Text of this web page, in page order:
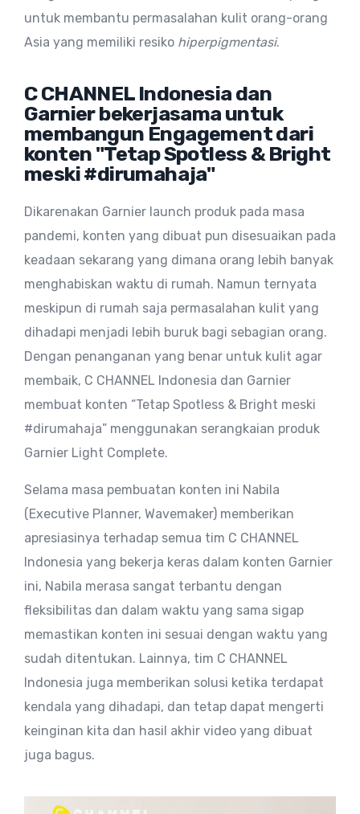
untuk membantu permasalahan kulit orang-orang
Asia yang memiliki resiko hiperpigmentasi.
C CHANNEL Indonesia dan
Garnier bekerjasama untuk
membangun Engagement dari
konten "Tetap Spotless & Bright
meski #dirumahaja"
Dikarenakan Garnier launch produk pada masa
pandemi, konten yang dibuat pun disesuaikan pada
keadaan sekarang yang dimana orang lebih banyak
menghabiskan waktu di rumah. Namun ternyata
meskipun di rumah saja permasalahan kulit yang
dihadapi menjadi lebih buruk bagi sebagian orang.
Dengan penanganan yang benar untuk kulit agar
membaik, C CHANNEL Indonesia dan Garnier
membuat konten “Tetap Spotless & Bright meski
#dirumahaja” menggunakan serangkaian produk
Garnier Light Complete.
Selama masa pembuatan konten ini Nabila
(Executive Planner, Wavemaker) memberikan
apresiasinya terhadap semua tim C CHANNEL
Indonesia yang bekerja keras dalam konten Garnier
ini, Nabila merasa sangat terbantu dengan
fleksibilitas dan dalam waktu yang sama sigap
memastikan konten ini sesuai dengan waktu yang
sudah ditentukan. Lainnya, tim C CHANNEL
Indonesia juga memberikan solusi ketika terdapat
kendala yang dihadapi, dan tetap dapat mengerti
keinginan kita dan hasil akhir video yang dibuat
juga bagus.